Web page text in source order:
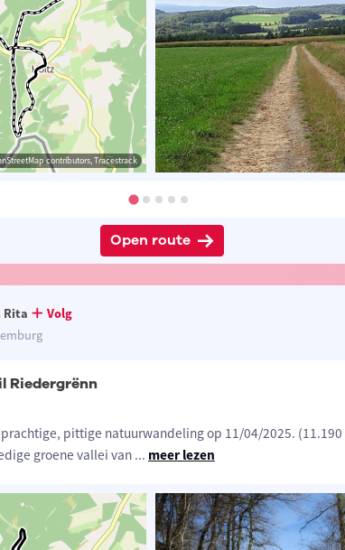
contributors, Tracestrack
Open route
© Eddy & Rita
Rita
Volg
Riedergrënn
pittige natuurwandeling op 11/04/2025.
groene vallei van ... meer lezen